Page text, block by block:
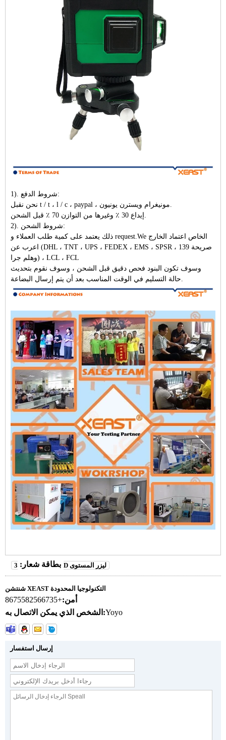
1). شروط الدفع:
نحن نقبل t / t ، l / c ، paypal ، مونيغرام ويسترن يونيون.
إيداع 30 ٪ وغيرها من التوازن 70 ٪ قبل الشحن.
2). شروط الشحن:
ذلك يعتمد على كمية طلب العملاء و request.We الخاص اعتماد الخارج
اعرب عن (DHL ، TNT ، UPS ، FEDEX ، EMS ، SPSR ، 139 صريحة
وهلم جرا) ، LCL ، FCL
وسوف تكون البنود فحص دقيق قبل الشحن ، وسوف نقوم بتحديث
حالة التسليم في الوقت المناسب بعد أن يتم إرسال البضاعة.
بطاقة شعار: 3D ليزر المستوى
شنتشن XEAST التكنولوجيا المحدودة
أمن:+8675582566735
الشخص الذي يمكن الاتصال به:Yoyo
إرسال استفسار